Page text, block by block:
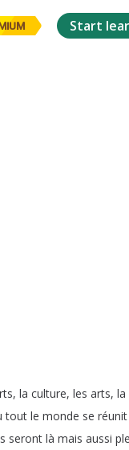
Start
, la culture, les arts, la
tout le monde se réunit
seront là mais aussi